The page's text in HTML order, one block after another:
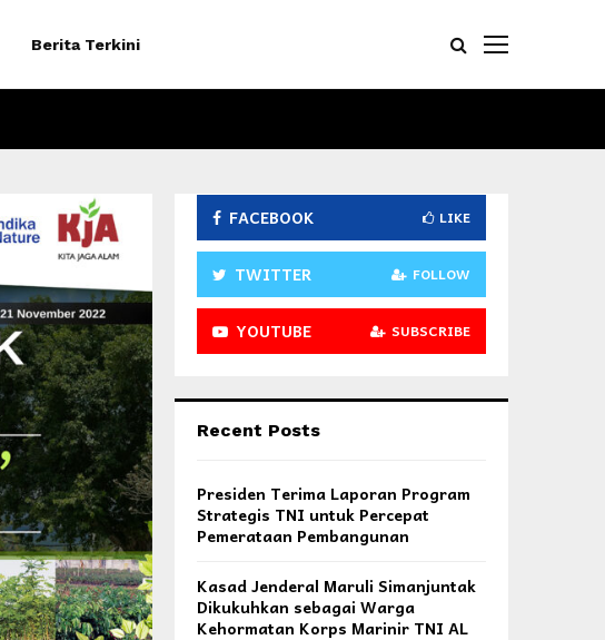
Berita Terkini
FACEBOOK LIKE
TWITTER FOLLOW
YOUTUBE SUBSCRIBE
Recent Posts
Presiden Terima Laporan Program
Strategis TNI untuk Percepat
Pemerataan Pembangunan
Kasad Jenderal Maruli Simanjuntak
Dikukuhkan sebagai Warga
Kehormatan Korps Marinir TNI AL